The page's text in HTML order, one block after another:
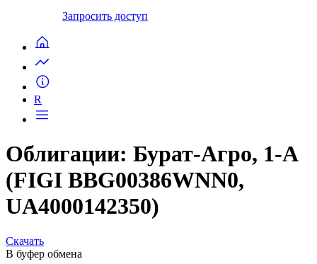
Запросить доступ
R
Облигации: Бурат-Агро, 1-А
(FIGI BBG00386WNN0,
UA4000142350)
Скачать
В буфер обмена